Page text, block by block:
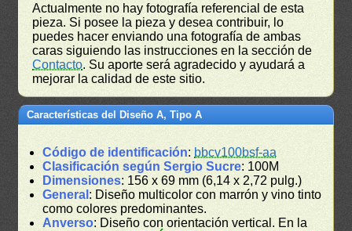
Actualmente no hay fotografía referencial de esta
pieza. Si posee la pieza y desea contribuir, lo
puedes hacer enviando una fotografía de ambas
caras siguiendo las instrucciones en la sección de
Contacto. Su aporte será agradecido y ayudará a
mejorar la calidad de este sitio.
Características del Diseño A, Tipo A
Código de identificación: bbcv100bsf-aa
Clasificación según Sergio Sucre: 100M
Dimensiones: 156 x 69 mm (6,14 x 2,72 pulg.)
General : Diseño multicolor con marrón y vino tinto
como colores predominantes.
Anverso: Diseño con orientación vertical. En la